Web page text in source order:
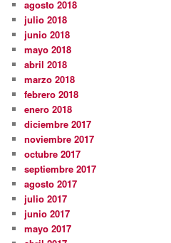
agosto 2018
julio 2018
junio 2018
mayo 2018
abril 2018
marzo 2018
febrero 2018
enero 2018
diciembre 2017
noviembre 2017
octubre 2017
septiembre 2017
agosto 2017
julio 2017
junio 2017
mayo 2017